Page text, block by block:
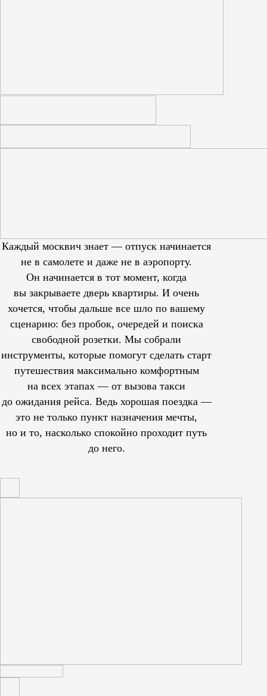
Каждый москвич знает — отпуск начинается
не в самолете и даже не в аэропорту.
Он начинается в тот момент, когда
вы закрываете дверь квартиры. И очень
хочется, чтобы дальше все шло по вашему
сценарию: без пробок, очередей и поиска
свободной розетки. Мы собрали
инструменты, которые помогут сделать старт
путешествия максимально комфортным
на всех этапах — от вызова такси
до ожидания рейса. Ведь хорошая поездка —
это не только пункт назначения мечты,
но и то, насколько спокойно проходит путь
до него.